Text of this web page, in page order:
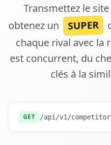
Transmettez le
obtenez un
SUPER
chaque rival avec la
est concurrent, du
clés à la
GET